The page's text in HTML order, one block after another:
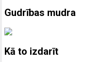
Gudrības mudra
Kā to izdarīt